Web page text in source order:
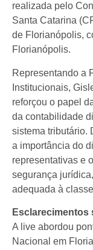
realizada pelo
Santa Catarina
de Florianópolis,
Florianópolis.
Representando a
Institucionais,
reforçou o papel
da contabilidade
sistema tributário.
a importância do
representativas e
segurança
adequada à
Esclarecimentos
A live abordou
Nacional em